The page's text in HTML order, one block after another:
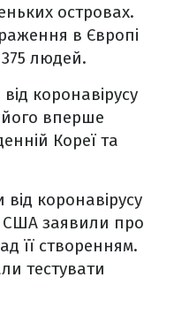
островах.
в Європі
375 людей.
коронавірусу
вперше
Кореї та
коронавірусу
США заявили про
її створенням.
тестувати